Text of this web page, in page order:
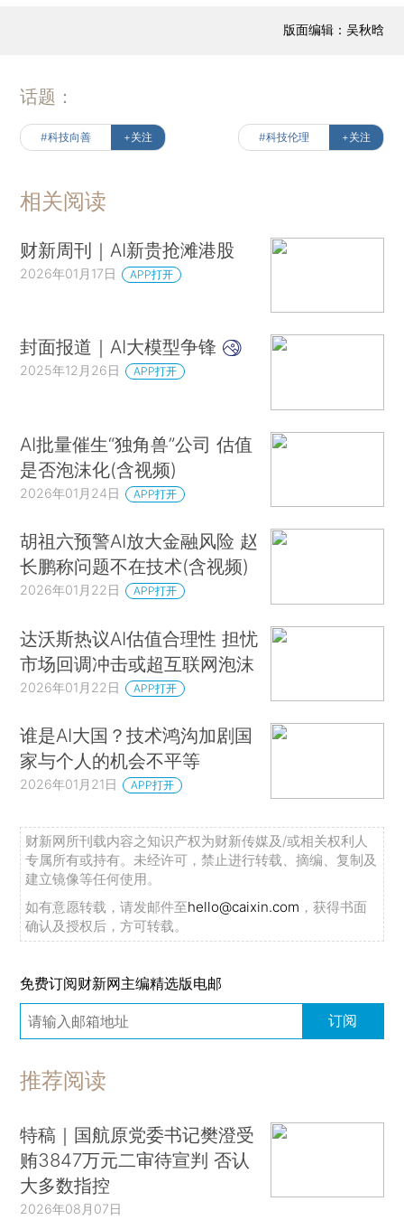
版面编辑：吴秋晗
话题：
#科技向善 +关注 #科技伦理 +关注
相关阅读
财新周刊｜AI新贵抢滩港股
2026年01月17日 APP打开
封面报道｜AI大模型争锋
2025年12月26日 APP打开
AI批量催生“独角兽”公司 估值
是否泡沫化(含视频)
2026年01月24日 APP打开
胡祖六预警AI放大金融风险 赵
长鹏称问题不在技术(含视频)
2026年01月22日 APP打开
达沃斯热议AI估值合理性 担忧
市场回调冲击或超互联网泡沫
2026年01月22日 APP打开
谁是AI大国？技术鸿沟加剧国
家与个人的机会不平等
2026年01月21日 APP打开
财新网所刊载内容之知识产权为财新传媒及/或相关权利人
专属所有或持有。未经许可，禁止进行转载、摘编、复制及
建立镜像等任何使用。
如有意愿转载，请发邮件至hello@caixin.com ，获得书面
确认及授权后，方可转载。
免费订阅财新网主编精选版电邮
订阅
推荐阅读
特稿｜国航原党委书记樊澄受
贿3847万元二审待宣判 否认
大多数指控
2026年08月07日